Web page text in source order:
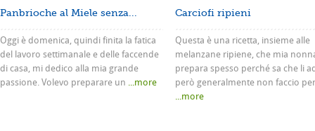
Panbrioche al Miele senza...
Oggi è domenica, quindi finita la fatica
del lavoro settimanale e delle faccende
di casa, mi dedico alla mia grande
passione. Volevo preparare un ...more
Carciofi ripieni
Questa è una ricetta, insieme alle
melanzane ripiene, che mia
prepara spesso perché sa che li
però generalmente non faccio
...more